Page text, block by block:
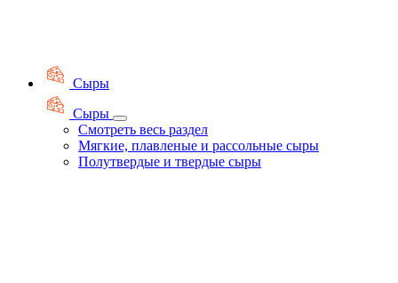
Сыры
Сыры
Смотреть весь раздел
Мягкие, плавленые и рассольные сыры
Полутвердые и твердые сыры